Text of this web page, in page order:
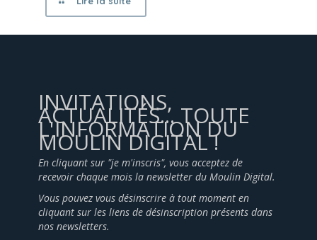
INVITATIONS,
ACTUALITÉS... TOUTE
L'INFORMATION DU
MOULIN DIGITAL !
En cliquant sur "je m'inscris", vous acceptez de
recevoir chaque mois la newsletter du Moulin Digital.
Vous pouvez vous désinscrire à tout moment en
cliquant sur les liens de désinscription présents dans
nos newsletters.